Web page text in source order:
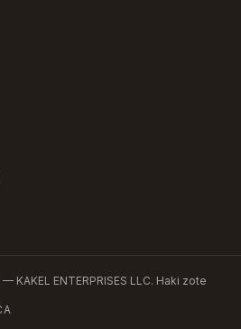
— KAKEL ENTERPRISES LLC. Haki zote